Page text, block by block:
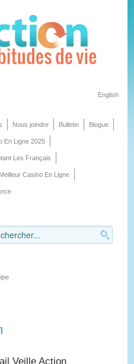
English
Nous joindre Bulletin Blogue
En Ligne 2025
Les Français
Meilleur Casino En Ligne
Veille Action